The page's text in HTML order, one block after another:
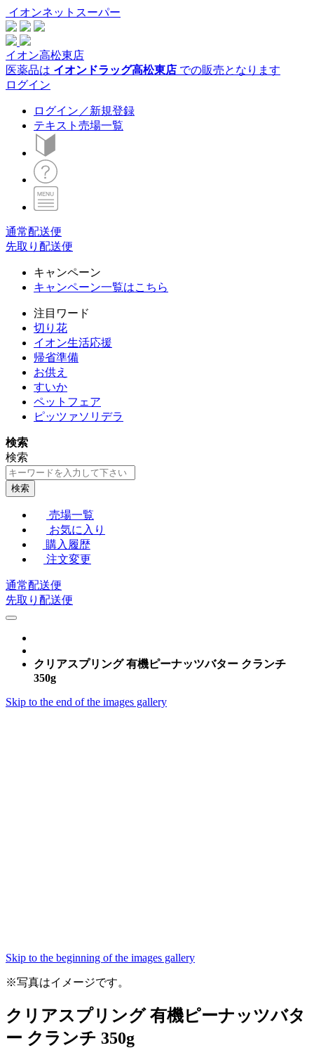
イオンネットスーパー
イオン高松東店
医薬品は イオンドラッグ高松東店 での販売となります
ログイン
ログイン／新規登録
テキスト売場一覧
通常配送便
先取り配送便
キャンペーン
キャンペーン一覧はこちら
注目ワード
切り花
イオン生活応援
帰省準備
お供え
すいか
ペットフェア
ピッツァソリデラ
検索
検索
検索
売場一覧
お気に入り
購入履歴
注文変更
通常配送便
先取り配送便
クリアスプリング 有機ピーナッツバター クランチ
350g
Skip to the end of the images gallery
Skip to the beginning of the images gallery
※写真はイメージです。
クリアスプリング 有機ピーナッツバタ
ー クランチ 350g